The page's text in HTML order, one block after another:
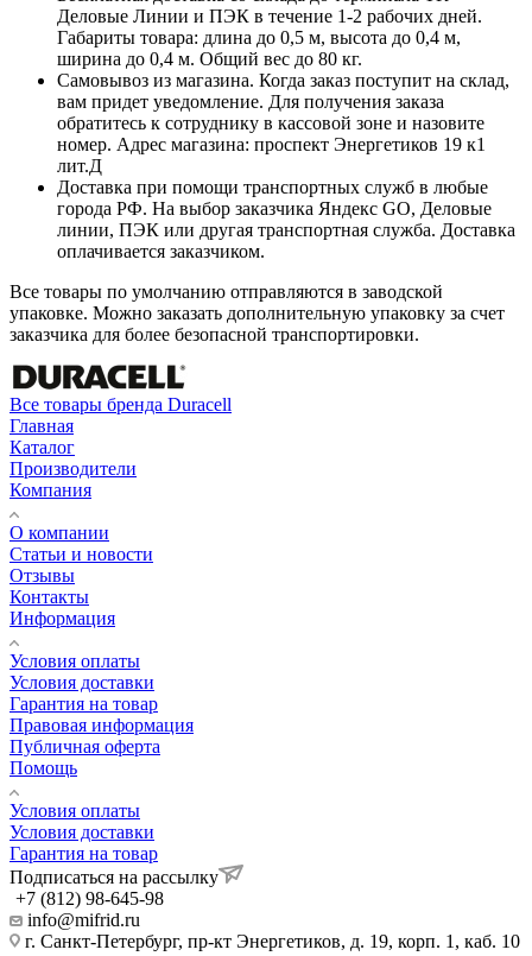
Деловые Линии и ПЭК в течение 1-2 рабочих дней.
Габариты товара: длина до 0,5 м, высота до 0,4 м,
ширина до 0,4 м. Общий вес до 80 кг.
Самовывоз из магазина. Когда заказ поступит на склад,
вам придет уведомление. Для получения заказа
обратитесь к сотруднику в кассовой зоне и назовите
номер. Адрес магазина: проспект Энергетиков 19 к1
лит.Д
Доставка при помощи транспортных служб в любые
города РФ. На выбор заказчика Яндекс GO, Деловые
линии, ПЭК или другая транспортная служба. Доставка
оплачивается заказчиком.
Все товары по умолчанию отправляются в заводской
упаковке. Можно заказать дополнительную упаковку за счет
заказчика для более безопасной транспортировки.
Все товары бренда Duracell
Главная
Каталог
Производители
Компания
О компании
Статьи и новости
Отзывы
Контакты
Информация
Условия оплаты
Условия доставки
Гарантия на товар
Правовая информация
Публичная оферта
Помощь
Условия оплаты
Условия доставки
Гарантия на товар
Подписаться на рассылку
+7 (812) 98-645-98
info@mifrid.ru
г. Санкт-Петербург, пр-кт Энергетиков, д. 19, корп. 1, каб. 10